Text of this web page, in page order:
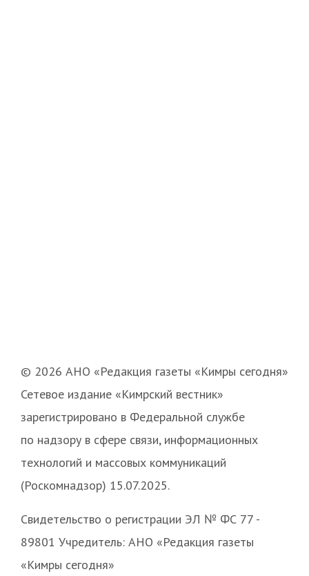
© 2026 АНО «Редакция газеты «Кимры сегодня»
Сетевое издание «Кимрский вестник»
зарегистрировано в Федеральной службе
по надзору в сфере связи, информационных
технологий и массовых коммуникаций
(Роскомнадзор) 15.07.2025.
Свидетельство о регистрации ЭЛ № ФС 77 -
89801 Учредитель: АНО «Редакция газеты
«Кимры сегодня»